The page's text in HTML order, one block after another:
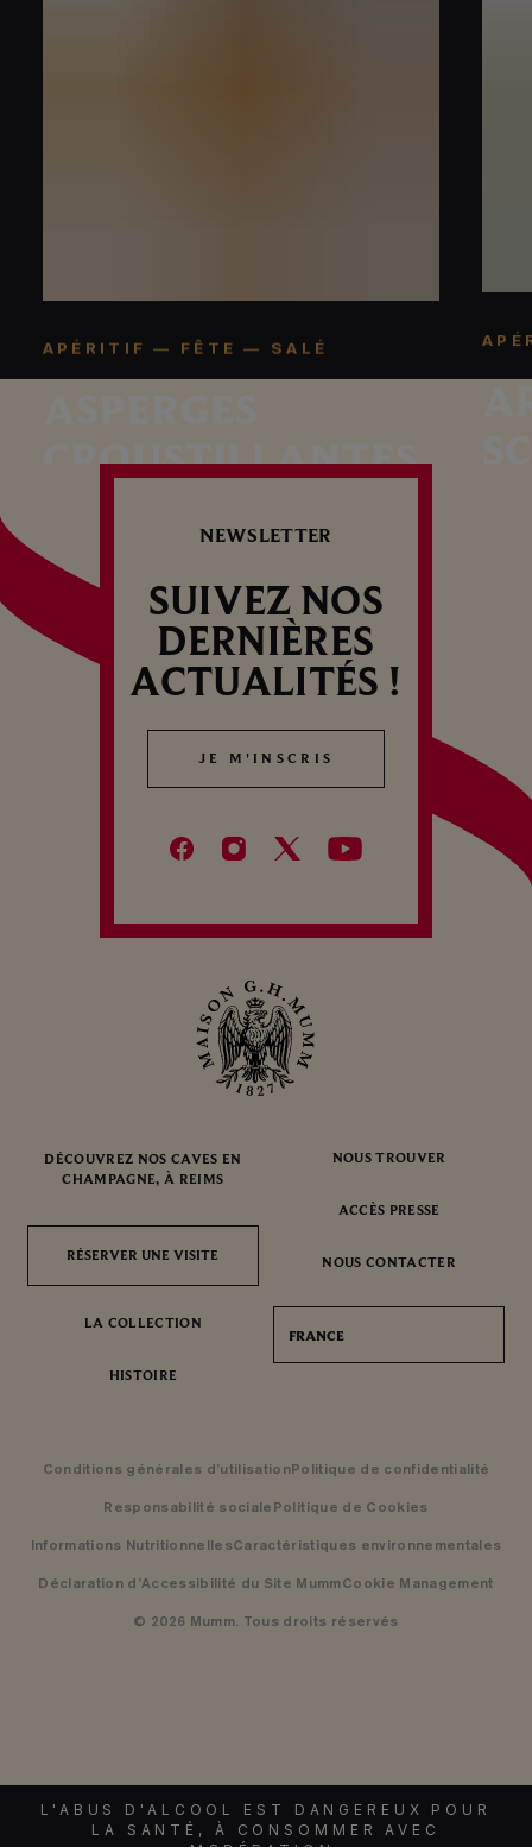
APÉRITIF — FÊTE — SALÉ
CROUSTILLANTES
NEWSLETTER
SUIVEZ NOS
DERNIÈRES
ACTUALITÉS !
JE M'INSCRIS
JE M'INSCRIS
DÉCOUVREZ NOS CAVES EN
CHAMPAGNE, À REIMS
RÉSERVER UNE VISITE
RÉSERVER UNE VISITE
LA COLLECTION
HISTOIRE
NOUS TROUVER
ACCÈS PRESSE
NOUS CONTACTER
FRANCE
Conditions générales d’utilisationPolitique de confidentialité
Responsabilité sociale Politique de Cookies
Informations NutritionnellesCaractéristiques environnementales
Déclaration d’Accessibilité du Site MummCookie Management
© 2026 Mumm. Tous droits réservés
L'ABUS D'ALCOOL EST DANGEREUX POUR
LA SANTÉ, À CONSOMMER AVEC